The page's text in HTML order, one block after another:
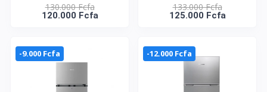
REFRIGERATEUR DEUX
PORTES SILVER 124L
130.000 Fcfa
120.000 Fcfa
RÉFRIGÉRATEUR DEUX
PORTES 168 LITRES –
133.000 Fcfa
125.000 Fcfa
-9.000 Fcfa -12.000 Fcfa